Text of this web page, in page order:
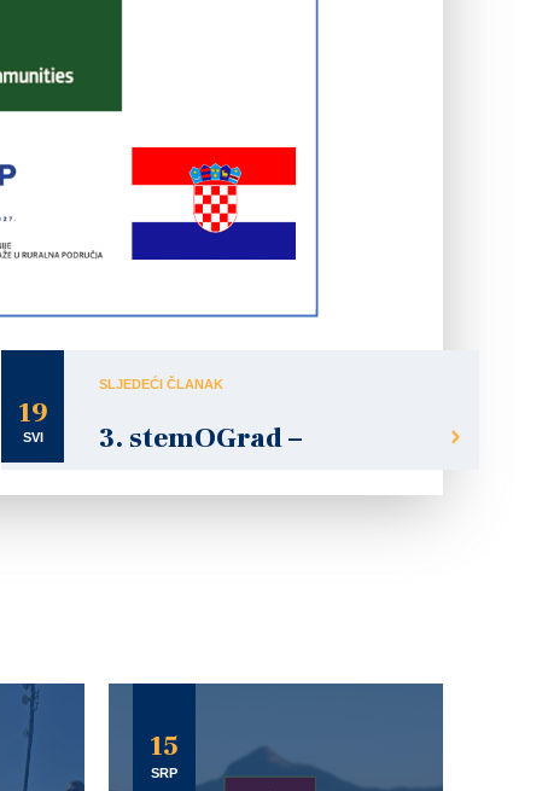
19
SVI
SLJEDEĆI ČLANAK
3. stemOGrad –
15
SRP